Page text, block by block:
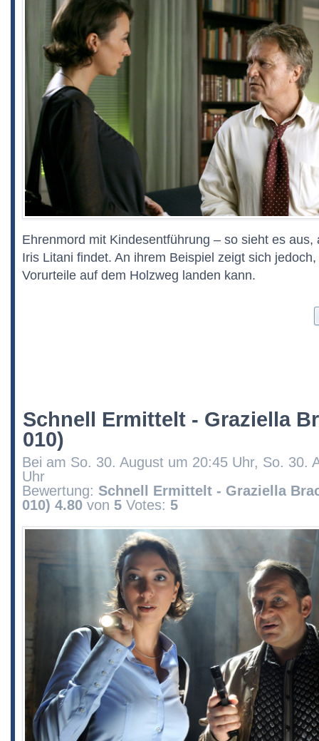
Ehrenmord mit Kindesentführung – so sieht es
Iris Litani findet. An ihrem Beispiel zeigt sich
Vorurteile auf dem Holzweg landen kann.
Schnell Ermittelt - Graziella
010)
Bei am So. 30. August um 20:45 Uhr, So. 30.
Uhr
Bewertung: Schnell Ermittelt - Graziella
010) 4.80 von 5 Votes: 5